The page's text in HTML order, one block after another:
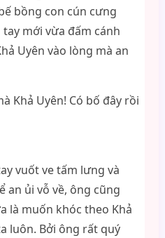
bồng con cún cưng
mới vừa đấm cánh
Uyên vào lòng mà an
Khả Uyên! Có bố đây rồi
vuốt ve tấm lưng và
an ủi vỗ về, ông cũng
là muốn khóc theo Khả
luôn. Bởi ông rất quý